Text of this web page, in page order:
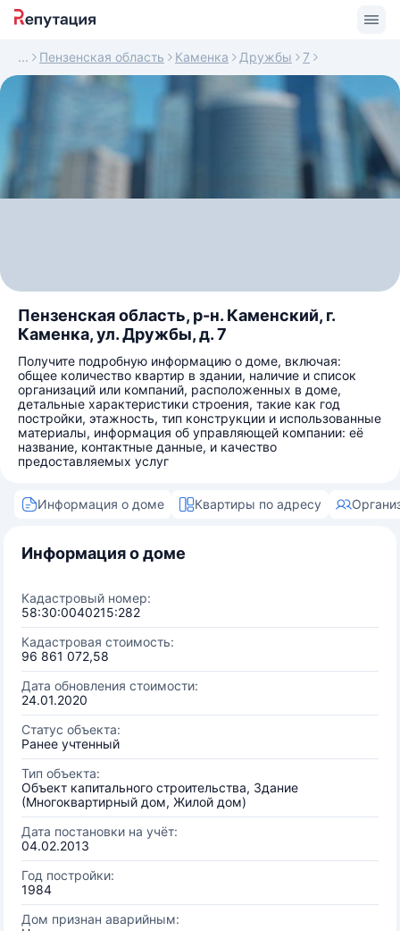
Пензенская область Каменка Дружбы 7
Пензенская область, р-н. Каменский, г.
Каменка, ул. Дружбы, д. 7
Получите подробную информацию о доме, включая:
общее количество квартир в здании, наличие и список
организаций или компаний, расположенных в доме,
детальные характеристики строения, такие как год
постройки, этажность, тип конструкции и использованные
материалы, информация об управляющей компании: её
название, контактные данные, и качество
предоставляемых услуг
Информация о доме Квартиры по адресу
Информация о доме
Кадастровый номер:
58:30:0040215:282
Кадастровая стоимость:
96 861 072,58
Дата обновления стоимости:
24.01.2020
Статус объекта:
Ранее учтенный
Тип объекта:
Объект капитального строительства, Здание
(Многоквартирный дом, Жилой дом)
Дата постановки на учёт:
04.02.2013
Год постройки:
1984
Дом признан аварийным: